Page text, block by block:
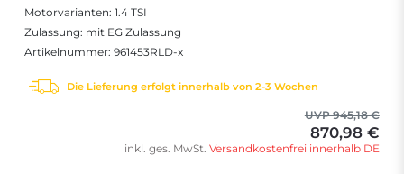
Motorvarianten: 1.4 TSI
Zulassung: mit EG Zulassung
Artikelnummer: 961453RLD-x
Die Lieferung erfolgt innerhalb von 2-3 Wochen
UVP 945,18 €
870,98 €
inkl. ges. MwSt. Versandkostenfrei innerhalb DE